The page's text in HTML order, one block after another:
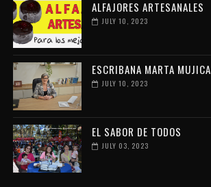
ALFAJORES ARTESANALES
JULY 10, 2023
ESCRIBANA MARTA MUJICA
JULY 10, 2023
EL SABOR DE TODOS
JULY 03, 2023